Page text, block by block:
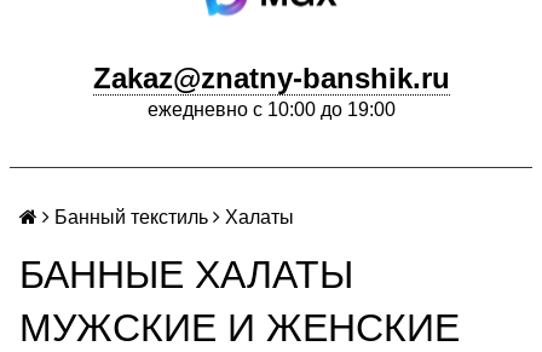
Zakaz@znatny-banshik.ru
ежедневно с 10:00 до 19:00
Банный текстиль Халаты
БАННЫЕ ХАЛАТЫ
МУЖСКИЕ И ЖЕНСКИЕ